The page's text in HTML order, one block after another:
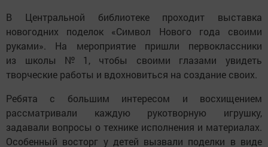
В Центральной библиотеке проходит выставка
новогодних поделок «Символ Нового года своими
руками». На мероприятие пришли первоклассники
из школы № 1, чтобы своими глазами увидеть
творческие работы и вдохновиться на создание своих.
Ребята с большим интересом и восхищением
рассматривали каждую рукотворную игрушку,
задавали вопросы о технике исполнения и материалах.
Особенный восторг у детей вызвали поделки в виде